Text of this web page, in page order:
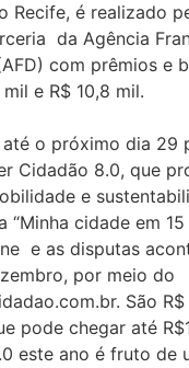
Recife, é realizado
da Agência
com prêmios e
e R$ 10,8 mil.
o próximo dia 29
Cidadão 8.0, que
e
“Minha cidade em 15
e as disputas
por meio do
São
pode chegar até
este ano é fruto de